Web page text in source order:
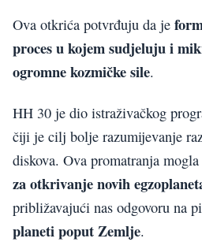
Ova otkrića potvrđuju da je
proces u kojem sudjeluju i
ogromne kozmičke sile.
HH 30 je dio istraživačkog
čiji je cilj bolje razumijevanje
diskova. Ova promatranja
za otkrivanje novih
približavajući nas odgovoru na
planeti poput Zemlje.